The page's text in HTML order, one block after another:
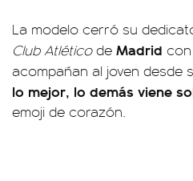
La modelo cerró su
Club Atléticode Madrid
acompañan al joven desde
lo mejor, lo demás viene
emoji de corazón.